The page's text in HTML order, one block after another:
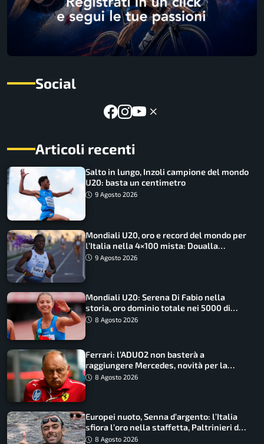
Social
Articoli recenti
Salto in lungo, Inzoli campione del mondo
U20: basta un centimetro
9 Agosto 2026
Mondiali U20, oro e record del mondo per
l’Italia nella 4×100 mista: Doualla
straordinaria
9 Agosto 2026
Mondiali U20: Serena Di Fabio nella
storia, oro dominio totale nei 5000 di
marcia
8 Agosto 2026
Ferrari: l’ADUO2 non basterà a
raggiungere Mercedes, novità per la
Macarena
8 Agosto 2026
Europei nuoto, Senna d’argento: l’Italia
sfiora l’oro nella staffetta, Paltrinieri da
urlo, il bilancio azzurro
8 Agosto 2026